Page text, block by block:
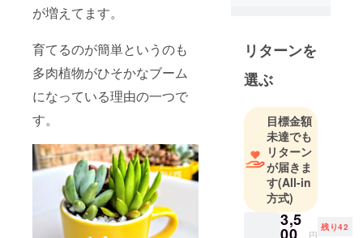
が増えてます。
育てるのが簡単というのも
多肉植物がひそかなブーム
になっている理由の一つで
す。
リターンを
選ぶ
目標金額
未達でも
リターン
が届きま
す(All-in
方式)
3,5
円
残り42